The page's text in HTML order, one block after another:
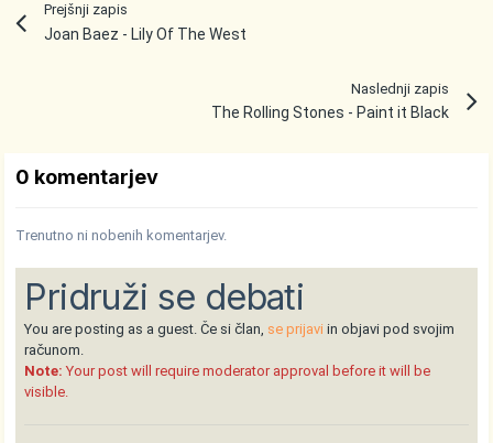
Prejšnji zapis
Joan Baez - Lily Of The West
Naslednji zapis
The Rolling Stones - Paint it Black
0 komentarjev
Trenutno ni nobenih komentarjev.
Pridruži se debati
You are posting as a guest. Če si član, se prijavi in objavi pod svojim
računom.
Note: Your post will require moderator approval before it will be
visible.